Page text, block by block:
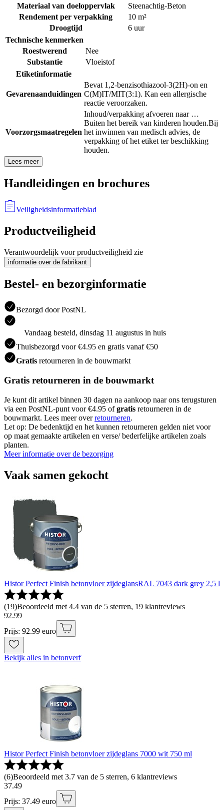
Materiaal van doeloppervlak
Steenachtig-Beton
Rendement per verpakking
10 m²
Droogtijd
6 uur
Technische kenmerken
Roestwerend
Nee
Substantie
Vloeistof
Etiketinformatie
Gevarenaanduidingen
Bevat 1,2-benzisothiazool-3(2H)-on en
C(M)IT/MIT(3:1). Kan een allergische
reactie veroorzaken.
Voorzorgsmaatregelen
Inhoud/verpakking afvoeren naar …
Buiten het bereik van kinderen houden.Bij
het inwinnen van medisch advies, de
verpakking of het etiket ter beschikking
houden.
Lees meer
Handleidingen en brochures
Veiligheidsinformatieblad
Productveiligheid
Verantwoordelijk voor productveiligheid zie
informatie over de fabrikant
Bestel- en bezorginformatie
Bezorgd door PostNL
Vandaag besteld, dinsdag 11 augustus in huis
Thuisbezorgd voor €4.95 en gratis vanaf €50
Gratis retourneren in de bouwmarkt
Gratis retourneren in de bouwmarkt
Je kunt dit artikel binnen 30 dagen na aankoop naar ons terugsturen
via een PostNL-punt voor €4.95 ofgratis retourneren in de
bouwmarkt. Lees meer overretourneren.
Let op: De bedenktijd en het kunnen retourneren gelden niet voor
op maat gemaakte artikelen en verse/ bederfelijke artikelen zoals
planten.
Meer informatie over de bezorging
Vaak samen gekocht
Histor Perfect Finish betonvloer zijdeglansRAL 7043 dark grey 2,5 l
(19)Beoordeeld met 4.4 van de 5 sterren, 19 klantreviews
92.99
Prijs: 92.99 euro
Bekijk alles in betonverf
Histor Perfect Finish betonvloer zijdeglans 7000 wit 750 ml
(6)Beoordeeld met 3.7 van de 5 sterren, 6 klantreviews
37.49
Prijs: 37.49 euro